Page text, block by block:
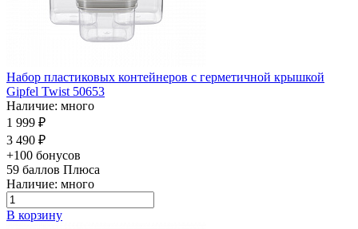
Набор пластиковых контейнеров с герметичной крышкой
Gipfel Twist 50653
Наличие: много
1 999 ₽
3 490 ₽
+100 бонусов
59 баллов Плюса
Наличие: много
В корзину